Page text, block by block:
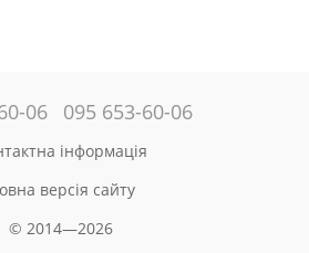
використанні, комфортна
вартість.
розправить плечі. А його
06 095 653-60-06
інформація
версія сайту
© 2014—2026